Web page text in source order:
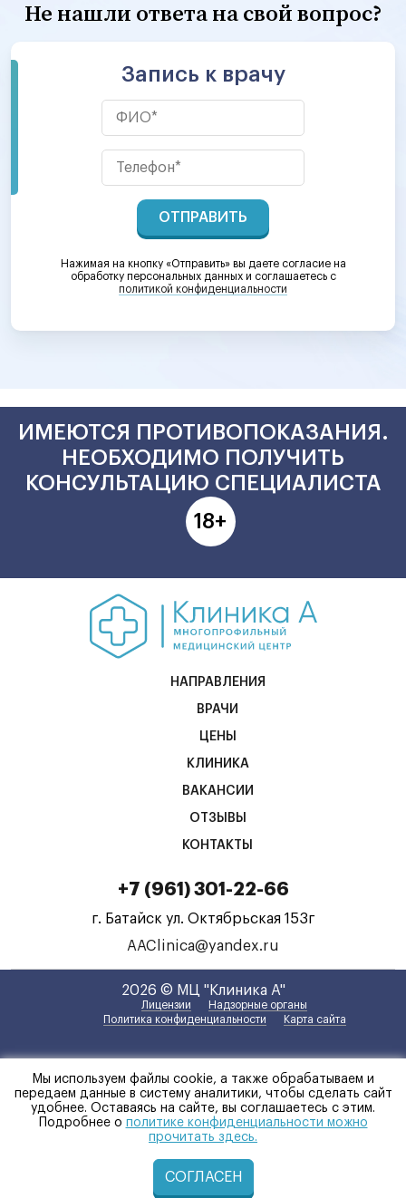
Не нашли ответа на свой вопрос?
Запись к врачу
ОТПРАВИТЬ
Нажимая на кнопку «Отправить» вы даете согласие на
обработку персональных данных и соглашаетесь c
политикой конфиденциальности
ИМЕЮТСЯ ПРОТИВОПОКАЗАНИЯ.
НЕОБХОДИМО ПОЛУЧИТЬ
КОНСУЛЬТАЦИЮ СПЕЦИАЛИСТА
18+
НАПРАВЛЕНИЯ
ВРАЧИ
ЦЕНЫ
КЛИНИКА
ВАКАНСИИ
ОТЗЫВЫ
КОНТАКТЫ
+7 (961) 301-22-66
г. Батайск ул. Октябрьская 153г
AAClinica@yandex.ru
2026 © МЦ "Клиника А"
Лицензии
Надзорные органы
Политика конфиденциальности
Карта сайта
Мы используем файлы cookie, а также обрабатываем и
передаем данные в систему аналитики, чтобы сделать сайт
удобнее. Оставаясь на сайте, вы соглашаетесь с этим.
Подробнее о политике конфиденциальности можно
прочитать здесь.
СОГЛАСЕН